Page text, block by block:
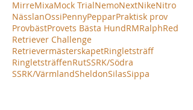
MirreMixaMock TrialNemoNextNikeNitro
NässlanOssiPennyPepparPraktisk prov
ProvbästProvets Bästa HundRMRalphRed
Retriever Challenge
RetrievermästerskapetRingletsträff
RingletsträffenRutSSRK/Södra
SSRK/VärmlandSheldonSilasSippa